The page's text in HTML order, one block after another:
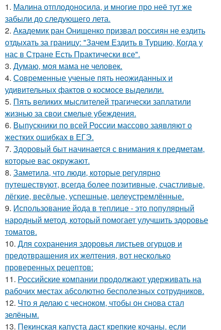
1. Малина отплодоносила, и многие про неё тут же
забыли до следующего лета.
2. Академик ран Онищенко призвал россиян не ездить
отдыхать за границу: "Зачем Ездить в Турцию, Когда у
нас в Стране Есть Практически все".
3. Думаю, моя мама не человек.
4. Современные ученые пять неожиданных и
удивительных фактов о космосе выделили.
5. Пять великих мыслителей трагически заплатили
жизнью за свои смелые убеждения.
6. Выпускники по всей России массово заявляют о
жестких ошибках в ЕГЭ.
7. Здоровый быт начинается с внимания к предметам,
которые вас окружают.
8. Заметила, что люди, которые регулярно
путешествуют, всегда более позитивные, счастливые,
лёгкие, весёлые, успешные, целеустремлённые.
9. Использование йода в теплице - это популярный
народный метод, который помогает улучшить здоровье
томатов.
10. Для сохранения здоровья листьев огурцов и
предотвращения их желтения, вот несколько
проверенных рецептов:
11. Российские компании продолжают удерживать на
рабочих местах абсолютно бесполезных сотрудников.
12. Что я делаю с чесноком, чтобы он снова стал
зелёным.
13. Пекинская капуста даст крепкие кочаны, если